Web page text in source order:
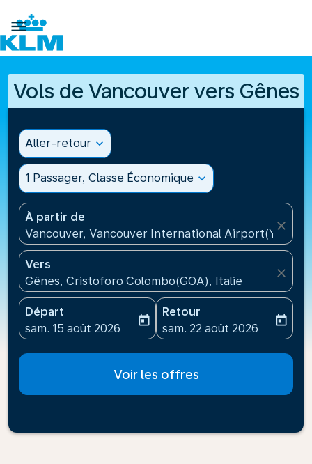

Vols de Vancouver vers Gênes
Aller-retour expand_more
1 Passager, Classe Économique expand_more
À partir de
Vancouver, Vancouver International Airport(YVR),
close
Vers
Gênes, Cristoforo Colombo(GOA), Italie
close
Départ
fc-booking-departure-date-aria-label
sam. 15 août 2026
today
Retour
fc-booking-return-date-
sam. 22 août 2026
today
Voir les offres